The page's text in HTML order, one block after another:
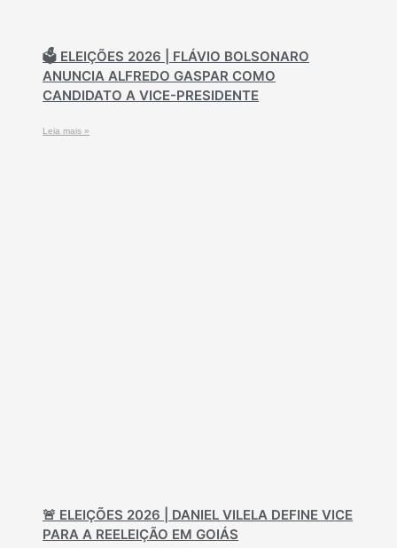
🗳️ ELEIÇÕES 2026 | FLÁVIO BOLSONARO
ANUNCIA ALFREDO GASPAR COMO
CANDIDATO A VICE-PRESIDENTE
Leia mais »
🚨 ELEIÇÕES 2026 | DANIEL VILELA DEFINE VICE
PARA A REELEIÇÃO EM GOIÁS